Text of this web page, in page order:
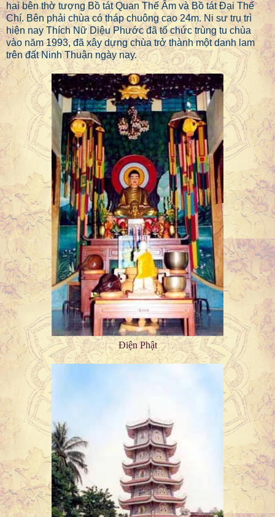
hai bên thờ tượng Bồ tát Quan Thế Âm và Bồ tát Đại Thế
Chí. Bên phải chùa có tháp chuông cao 24m. Ni sư trụ trì
hiện nay Thích Nữ Diệu Phước đã tổ chức trùng tu chùa
vào năm 1993, đã xây dựng chùa trở thành một danh lam
trên đất Ninh Thuận ngày nay.
Điện Phật